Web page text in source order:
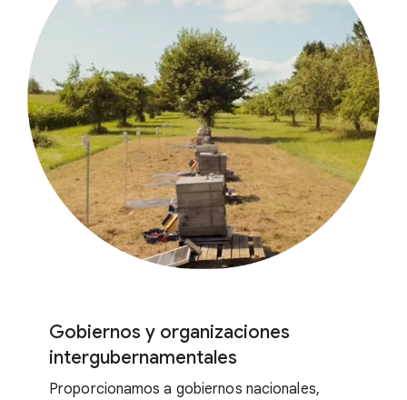
Gobiernos y organizaciones
intergubernamentales
Proporcionamos a gobiernos nacionales,